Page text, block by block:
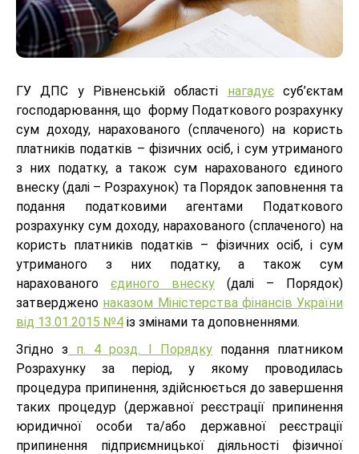
ГУ ДПС у Рівненській області нагадуєсуб’єктам
господарювання, що форму Податкового розрахунку
сум доходу, нарахованого (сплаченого) на користь
платників податків – фізичних осіб, і сум утриманого
з них податку, а також сум нарахованого єдиного
внеску (далі – Розрахунок) та Порядок заповнення та
подання податковими агентами Податкового
розрахунку сум доходу, нарахованого (сплаченого) на
користь платників податків – фізичних осіб, і сум
утриманого з них податку, а також сум
нарахованого єдиного внеску (далі – Порядок)
затверджено наказом Міністерства фінансів України
від 13.01.2015 №4 із змінами та доповненнями.
Згідно з п. 4 розд. І Порядку подання платником
Розрахунку за період, у якому проводилась
процедура припинення, здійснюється до завершення
таких процедур (державної реєстрації припинення
юридичної особи та/або державної реєстрації
припинення підприємницької діяльності фізичної